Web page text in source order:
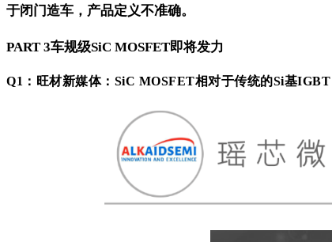
于闭门造车，产品定义不准确。
PART 3车规级SiC MOSFET即将发力
Q1：旺材新媒体：SiC MOSFET相对于传统的Si基